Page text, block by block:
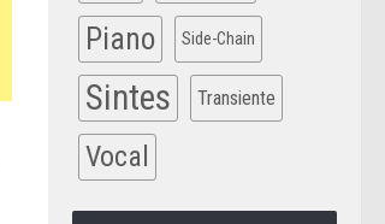
Piano Side-Chain
Sintes Transiente
Vocal